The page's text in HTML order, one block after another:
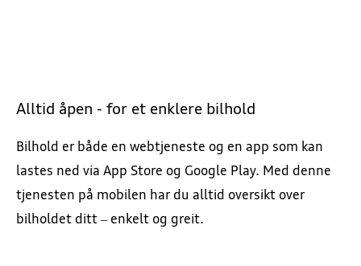
Alltid åpen - for et enklere bilhold
Bilhold er både en webtjeneste og en app som kan
lastes ned via App Store og Google Play. Med denne
tjenesten på mobilen har du alltid oversikt over
bilholdet ditt – enkelt og greit.